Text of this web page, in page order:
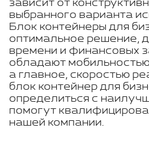
зависит от
выбранного варианта
Блок контейнеры для
оптимальное решение,
времени и финансовых
обладают
а главное, скоростью
блок контейнер для
определиться с
помогут
нашей компании.